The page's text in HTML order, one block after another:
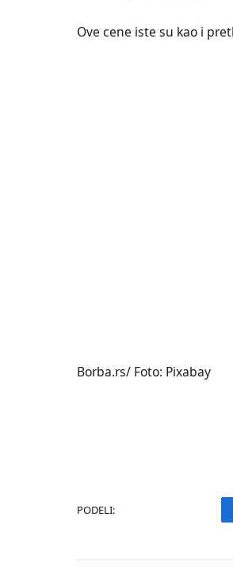
Ove cene iste su kao i
Borba.rs/ Foto: Pixabay
PODELI: